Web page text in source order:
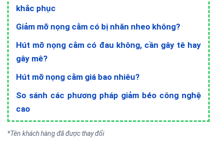
khắc phục
Giảm mỡ nọng cằm có bị nhăn nheo không?
Hút mỡ nọng cằm có đau không, cần gây tê hay
gây mê?
Hút mỡ nọng cằm giá bao nhiêu?
So sánh các phương pháp giảm béo công nghệ
cao
*Tên khách hàng đã được thay đổi